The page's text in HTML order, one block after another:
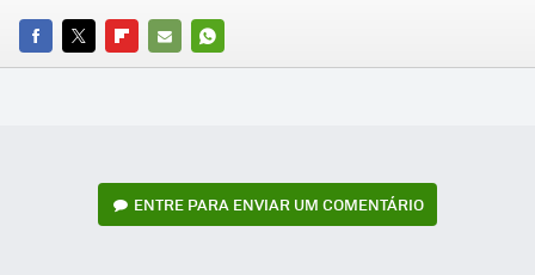
FACEBOOK
TWITTERFLIPBOARD
E-
WHATSAPP
ENTRE PARA ENVIAR UM COMENTÁRIO